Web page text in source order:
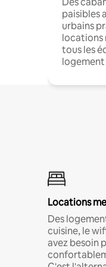
paisibles
urbains
locations
tous les
Locations
Des
cuisine, le
avez besoin